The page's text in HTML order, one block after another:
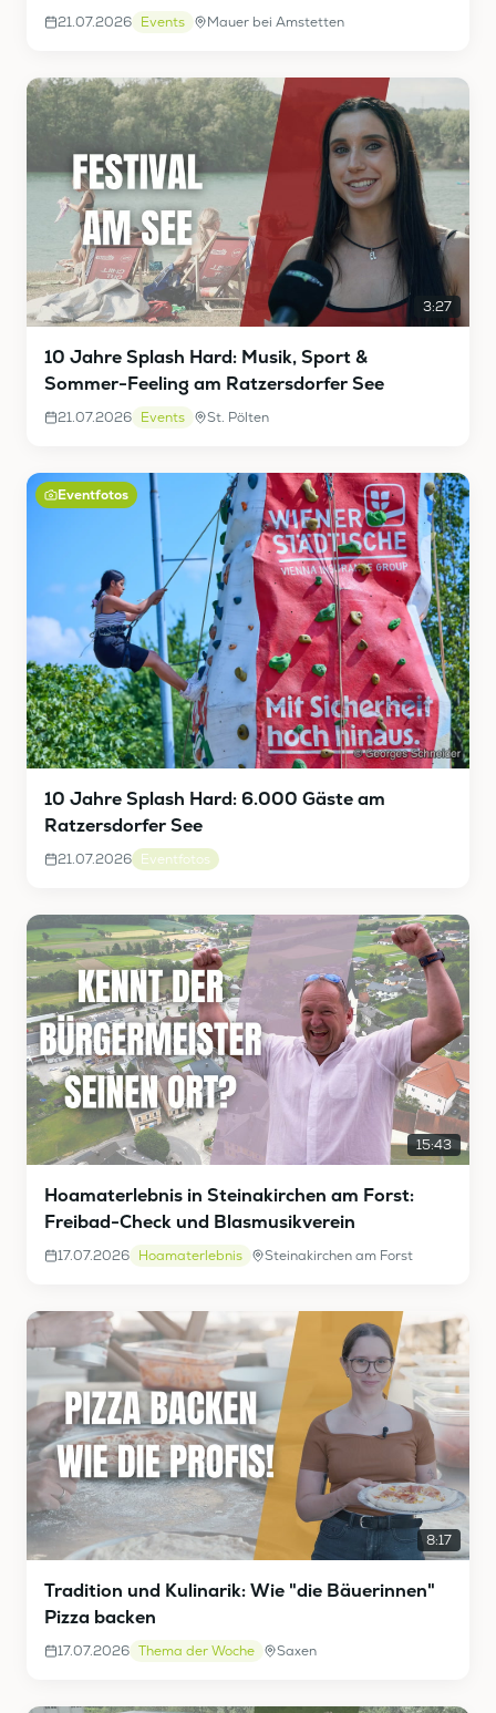
21.07.2026 Events Mauer bei Amstetten
3:27
10 Jahre Splash Hard: Musik, Sport &
Sommer-Feeling am Ratzersdorfer See
21.07.2026 Events St. Pölten
Eventfotos
10 Jahre Splash Hard: 6.000 Gäste am
Ratzersdorfer See
21.07.2026 Eventfotos
15:43
Hoamaterlebnis in Steinakirchen am Forst:
Freibad-Check und Blasmusikverein
17.07.2026 Hoamaterlebnis Steinakirchen am Forst
8:17
Tradition und Kulinarik: Wie "die Bäuerinnen"
Pizza backen
17.07.2026 Thema der Woche Saxen